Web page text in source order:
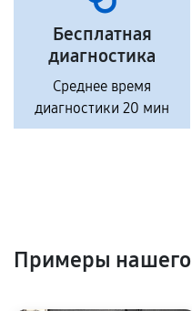
Бесплатная
диагностика
Среднее время
диагностики 20 мин
Примеры нашего